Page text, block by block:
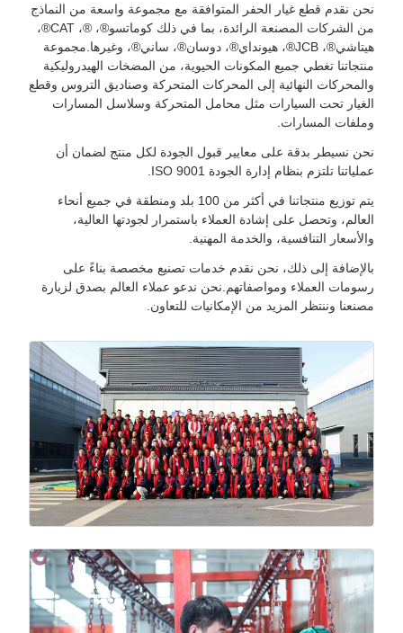
نحن نقدم قطع غيار الحفر المتوافقة مع مجموعة واسعة من النماذج
من الشركات المصنعة الرائدة، بما في ذلك كوماتسو®، ®، CAT®،
هيتاشي®، JCB®، هيونداي®، دوسان®، ساني®، وغيرها.مجموعة
منتجاتنا تغطي جميع المكونات الحيوية، من المضخات الهيدروليكية
والمحركات النهائية إلى المحركات المتحركة وصناديق التروس وقطع
الغيار تحت السيارات مثل محامل المتحركة وسلاسل المسارات
وملفات المسارات.
نحن نسيطر بدقة على معايير قبول الجودة لكل منتج لضمان أن
عملياتنا تلتزم بنظام إدارة الجودة ISO 9001.
يتم توزيع منتجاتنا في أكثر من 100 بلد ومنطقة في جميع أنحاء
العالم، وتحصل على إشادة العملاء باستمرار لجودتها العالية،
والأسعار التنافسية، والخدمة المهنية.
بالإضافة إلى ذلك، نحن نقدم خدمات تصنيع مخصصة بناءً على
رسومات العملاء ومواصفاتهم.نحن ندعو عملاء العالم بصدق لزيارة
مصنعنا وننتظر المزيد من الإمكانيات للتعاون.